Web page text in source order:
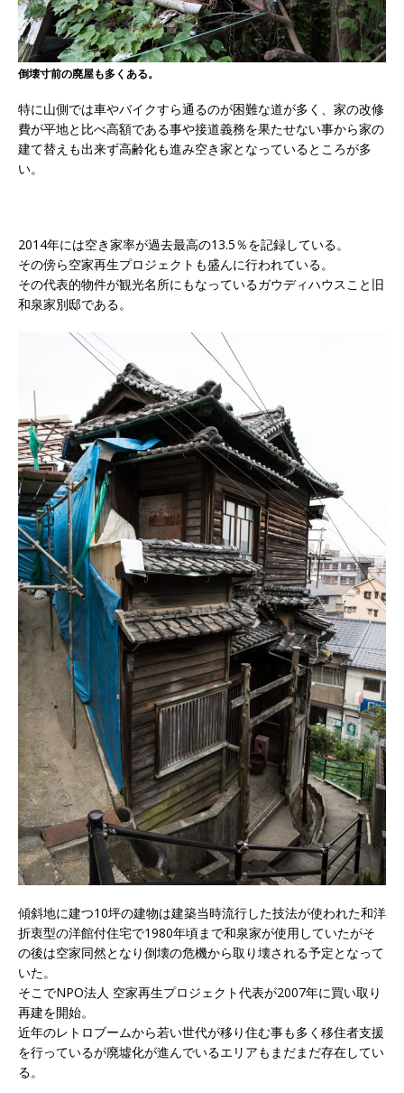
倒壊寸前の廃屋も多くある。
特に山側では車やバイクすら通るのが困難な道が多く、家の改修
費が平地と比べ高額である事や接道義務を果たせない事から家の
建て替えも出来ず高齢化も進み空き家となっているところが多
い。
2014年には空き家率が過去最高の13.5％を記録している。
その傍ら空家再生プロジェクトも盛んに行われている。
その代表的物件が観光名所にもなっているガウディハウスこと旧
和泉家別邸である。
傾斜地に建つ10坪の建物は建築当時流行した技法が使われた和洋
折衷型の洋館付住宅で1980年頃まで和泉家が使用していたがそ
の後は空家同然となり倒壊の危機から取り壊される予定となって
いた。
そこでNPO法人 空家再生プロジェクト代表が2007年に買い取り
再建を開始。
近年のレトロブームから若い世代が移り住む事も多く移住者支援
を行っているが廃墟化が進んでいるエリアもまだまだ存在してい
る。